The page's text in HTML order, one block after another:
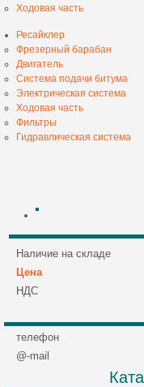
Ходовая часть
Ресайклер
Фрезерный барабан
Двигатель
Система подачи битума
Электрическая система
Ходовая часть
Фильтры
Гидравлическая система
Наличие на складе
Цена
НДС
телефон
@-mail